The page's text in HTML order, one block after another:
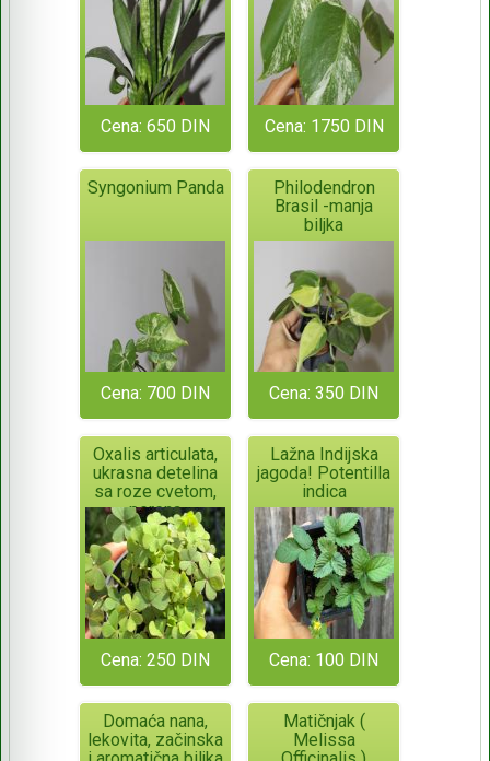
Cena: 650 DIN Cena: 1750 DIN
Syngonium Panda
Cena: 700 DIN
Philodendron
Brasil -manja
biljka
Cena: 350 DIN
Oxalis articulata,
ukrasna detelina
sa roze cvetom,
perena
Cena: 250 DIN
Lažna Indijska
jagoda! Potentilla
indica
Cena: 100 DIN
Domaća nana,
lekovita, začinska
Matičnjak (
Melissa